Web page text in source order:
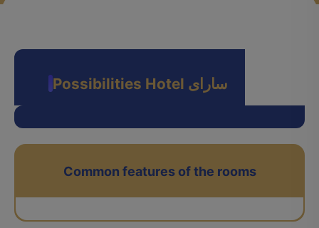
Possibilities Hotel سارای
Common features of the rooms